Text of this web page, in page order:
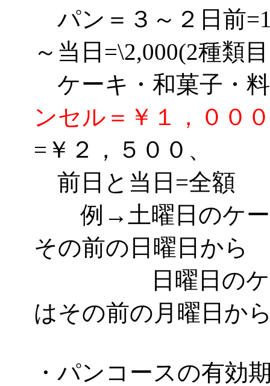
パン＝３～２日前
～当日=\2,000(2種類
ケーキ・和菓子・
ンセル＝￥１，０００
=￥２，５００、
前日と当日=全額
例→土曜日のケー
その前の日曜日から
日曜日のケーキ
はその前の月曜日か
・パンコースの有効